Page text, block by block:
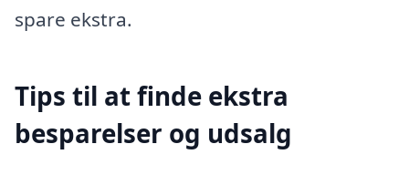
spare ekstra.
Tips til at finde ekstra
besparelser og udsalg